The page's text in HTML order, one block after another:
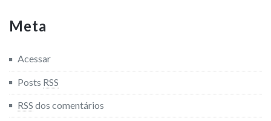
Meta
Acessar
Posts RSS
RSS dos comentários